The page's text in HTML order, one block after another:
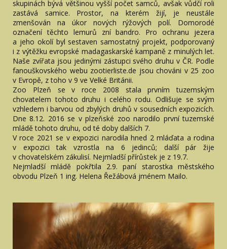
skupinách bývá většinou vyšší počet samců, avšak vůdčí roli
zastává samice. Prostor, na kterém žijí, je neustále
zmenšován na úkor nových rýžových polí. Domorodé
označení těchto lemurů zní bandro. Pro ochranu jezera
a jeho okolí byl sestaven samostatný projekt, podporovaný
i z výtěžku evropské madagaskarské kampaně z minulých let.
Naše zvířata jsou jedinými zástupci svého druhu v ČR. Podle
fanouškovského webu zootierliste.de jsou chováni v 25 zoo
v Evropě, z toho v 9 ve Velké Británii.
Zoo Plzeň se v roce 2008 stala prvním tuzemským
chovatelem tohoto druhu i celého rodu. Odlišuje se svým
vzhledem i barvou od zbylých druhů v sousedních expozicích.
Dne 8.12. 2016 se v plzeňské zoo narodilo první tuzemské
mládě tohoto druhu, od té doby dalších 7.
V roce 2021 se v expozici narodila hned 2 mláďata a rodina
v expozici tak vzrostla na 6 jedinců; další pár žije
v chovatelském zákulisí. Nejmladší přírůstek je z 19.7.
Nejmladší mládě pokřtila 2.9. paní starostka městského
obvodu Plzeň 1 ing. Helena Řežábová jménem Mailo.